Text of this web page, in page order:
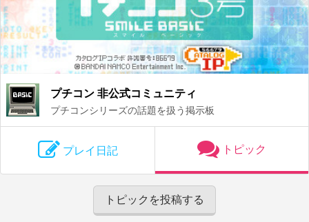
プチコン 非公式コミュニティ
プチコンシリーズの話題を扱う掲示板
プレイ日記 トピック
トピックを投稿する